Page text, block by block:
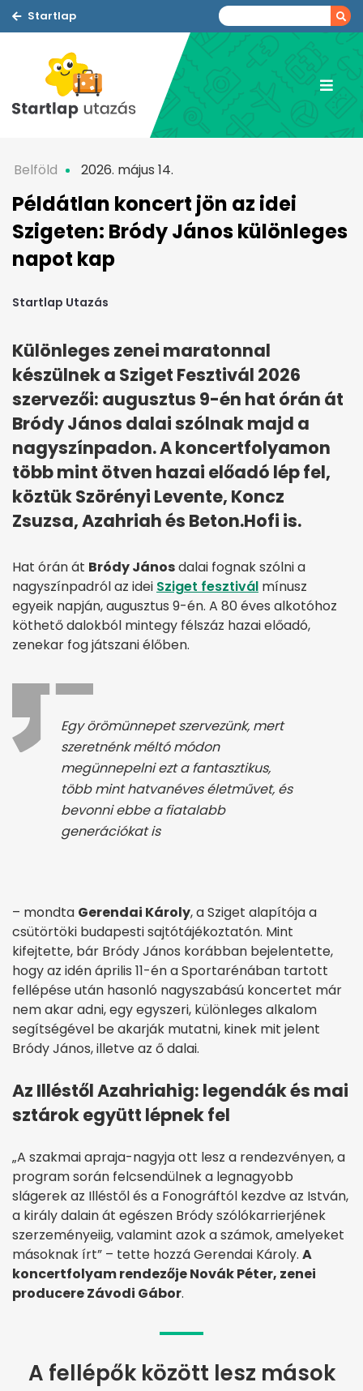
Startlap
Belföld 2026. május 14.
Példátlan koncert jön az idei
Szigeten: Bródy János különleges
napot kap
Startlap Utazás
Különleges zenei maratonnal
készülnek a Sziget Fesztivál 2026
szervezői: augusztus 9-én hat órán át
Bródy János dalai szólnak majd a
nagyszínpadon. A koncertfolyamon
több mint ötven hazai előadó lép fel,
köztük Szörényi Levente, Koncz
Zsuzsa, Azahriah és Beton.Hofi is.
Hat órán át Bródy Jánosdalai fognak szólni a
nagyszínpadról az idei Sziget fesztivál mínusz
egyeik napján, augusztus 9-én. A 80 éves alkotóhoz
köthető dalokból mintegy félszáz hazai előadó,
zenekar fog játszani élőben.
Egy örömünnepet szervezünk, mert
szeretnénk méltó módon
megünnepelni ezt a fantasztikus,
több mint hatvanéves életművet, és
bevonni ebbe a fiatalabb
generációkat is
– mondta Gerendai Károly, a Sziget alapítója a
csütörtöki budapesti sajtótájékoztatón. Mint
kifejtette, bár Bródy János korábban bejelentette,
hogy az idén április 11-én a Sportarénában tartott
fellépése után hasonló nagyszabású koncertet már
nem akar adni, egy egyszeri, különleges alkalom
segítségével be akarják mutatni, kinek mit jelent
Bródy János, illetve az ő dalai.
Az Illéstől Azahriahig: legendák és mai
sztárok együtt lépnek fel
„A szakmai apraja-nagyja ott lesz a rendezvényen, a
program során felcsendülnek a legnagyobb
slágerek az Illéstől és a Fonográftól kezdve az István,
a király dalain át egészen Bródy szólókarrierjének
szerzeményeiig, valamint azok a számok, amelyeket
másoknak írt” – tette hozzá Gerendai Károly. A
koncertfolyam rendezője Novák Péter, zenei
producere Závodi Gábor.
A fellépők között lesz mások